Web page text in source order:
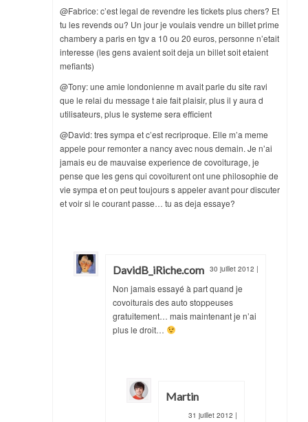
@Fabrice: c’est legal de revendre les tickets plus chers? Et
tu les revends ou? Un jour je voulais vendre un billet prime
chambery a paris en tgv a 10 ou 20 euros, personne n’etait
interesse (les gens avaient soit deja un billet soit etaient
mefiants)
@Tony: une amie londonienne m avait parle du site ravi
que le relai du message t aie fait plaisir, plus il y aura d
utilisateurs, plus le systeme sera efficient
@David: tres sympa et c’est recriproque. Elle m’a meme
appele pour remonter a nancy avec nous demain. Je n’ai
jamais eu de mauvaise experience de covoiturage, je
pense que les gens qui covoiturent ont une philosophie de
vie sympa et on peut toujours s appeler avant pour discuter
et voir si le courant passe… tu as deja essaye?
DavidB_iRiche.com 30 juillet 2012 |
Non jamais essayé à part quand je
covoiturais des auto stoppeuses
gratuitement… mais maintenant je n’ai
plus le droit…
Martin
31 juillet 2012 |